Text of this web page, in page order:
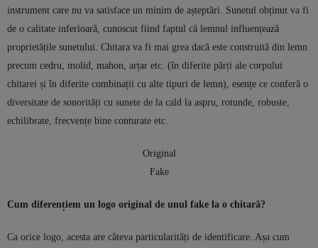
instrument care nu va satisface un minim de așteptări. Sunetul obținut va fi
de o calitate inferioară, cunoscut fiind faptul că lemnul influențează
proprietățile sunetului. Chitara va fi mai grea dacă este construită din lemn
precum cedru, molid, mahon, arțar etc. (în diferite părți ale corpului
chitarei și în diferite combinații cu alte tipuri de lemn), esențe ce conferă o
diversitate de sonorități cu sunete de la cald la aspru, rotunde, robuste,
echilibrate, frecvențe bine conturate etc.
Original
Fake
Cum diferențiem un logo original de unul fake la o chitară?
Ca orice logo, acesta are câteva particularități de identificare. Așa cum